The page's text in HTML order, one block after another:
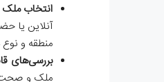
انتخاب
آنلاین یا
منطقه و نوع
بررسی‌های
ملک و صحت